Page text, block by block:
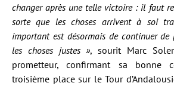
changer après une telle victoire : il faut
sorte que les choses arrivent à soi
important est désormais de continuer de
les choses justes », sourit Marc
prometteur, confirmant sa bonne
troisième place sur le Tour